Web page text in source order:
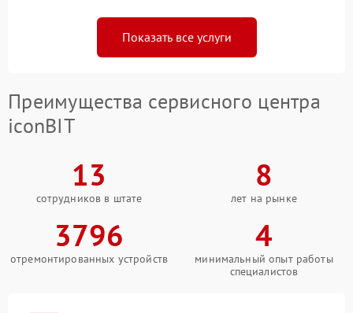
Показать все услуги
Преимущества сервисного центра
iconBIT
13
сотрудников в штате
8
лет на рынке
3796
отремонтированных устройств
4
минимальный опыт работы
специалистов